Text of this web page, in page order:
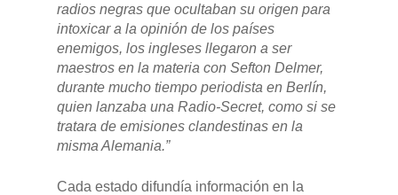
radios negras que ocultaban su origen para
intoxicar a la opinión de los países
enemigos, los ingleses llegaron a ser
maestros en la materia con Sefton Delmer,
durante mucho tiempo periodista en Berlín,
quien lanzaba una Radio-Secret, como si se
tratara de emisiones clandestinas en la
misma Alemania.”
Cada estado difundía información en la